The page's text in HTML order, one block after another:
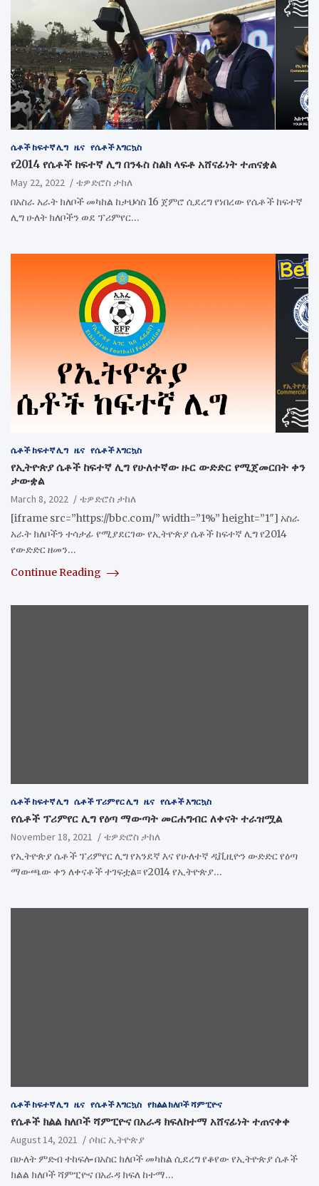
ሴቶች ከፍተኛ ሊግ ዜና የሴቶች እግርኳስ
የ2014 የሴቶች ከፍተኛ ሊግ በንፋስ ስልክ ላፍቶ አሸናፊነት ተጠናቋል
May 22, 2022
ቴዎድሮስ ታከለ
በአስራ አራት ክለቦች መካከል ከታህሳስ 16 ጀምሮ ሲደረግ የነበረው የሴቶች ከፍተኛ
ሊግ ሁለት ክለቦችን ወደ ፕሪምየር…
ሴቶች ከፍተኛ ሊግ ዜና የሴቶች እግርኳስ
​የኢትዮጵያ ሴቶች ከፍተኛ ሊግ የሁለተኛው ዙር ውድድር የሚጀመርበት ቀን
ታውቋል
March 8, 2022
ቴዎድሮስ ታከለ
[iframe src=”https://bbc.com/” width=”1%” height=”1″] አስራ
አራት ክለቦችን ተሳታፊ የሚያደርገው የኢትዮጵያ ሴቶች ከፍተኛ ሊግ የ2014
የውድድር ዘመን…
Continue Reading
ሴቶች ከፍተኛ ሊግ ሴቶች ፕሪምየር ሊግ ዜና የሴቶች እግርኳስ
የሴቶች ፕሪምየር ሊግ የዕጣ ማውጣት መርሐግብር ለቀናት ተራዝሟል
November 18, 2021
ቴዎድሮስ ታከለ
የኢትዮጵያ ሴቶች ፕሪምየር ሊግ የአንደኛ እና የሁለተኛ ዲቪዚዮን ውድድር የዕጣ
ማውጫው ቀን ለቀናቶች ተገፍቷል፡፡ የ2014 የኢትዮጵያ…
ሴቶች ከፍተኛ ሊግ ዜና የሴቶች እግርኳስ የክልል ክለቦች ሻምፒዮና
የሴቶች ክልል ክለቦች ሻምፒዮና በአራዳ ክፍለከተማ አሸናፊነት ተጠናቀቀ
August 14, 2021
ሶከር ኢትዮጵያ
በሁለት ምድብ ተከፍሎ በአስር ክለቦች መካከል ሲደረግ የቆየው የኢትዮጵያ ሴቶች
ክልል ክለቦች ሻምፒዮና በአራዳ ክፍለ ከተማ…